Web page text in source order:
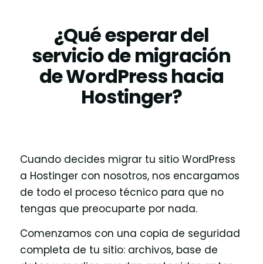
¿Qué esperar del
servicio de migración
de WordPress hacia
Hostinger?
Cuando decides migrar tu sitio WordPress
a Hostinger con nosotros, nos encargamos
de todo el proceso técnico para que no
tengas que preocuparte por nada.
Comenzamos con una copia de seguridad
completa de tu sitio: archivos, base de